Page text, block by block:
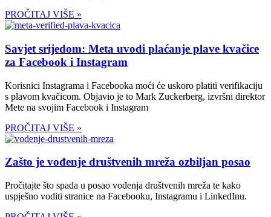
PROČITAJ VIŠE »
Savjet srijedom: Meta uvodi plaćanje plave kvačice
za Facebook i Instagram
Korisnici Instagrama i Facebooka moći će uskoro platiti verifikaciju
s plavom kvačicom. Objavio je to Mark Zuckerberg, izvršni direktor
Mete na svojim Facebook i Instagram
PROČITAJ VIŠE »
Zašto je vođenje društvenih mreža ozbiljan posao
Pročitajte što spada u posao vođenja društvenih mreža te kako
uspješno voditi stranice na Facebooku, Instagramu i LinkedInu.